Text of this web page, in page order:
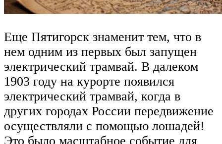
Еще Пятигорск знаменит тем, что в
нем одним из первых был запущен
электрический трамвай. В далеком
1903 году на курорте появился
электрический трамвай, когда в
других городах России передвижение
осуществляли с помощью лошадей!
Это было масштабное событие для